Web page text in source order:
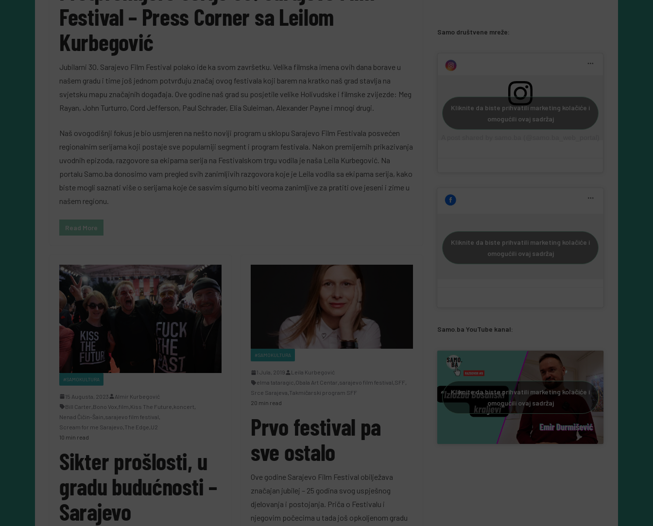
Festival – Press Corner sa Leilom
Kurbegović
Jubilarni 30. Sarajevo Film Festival polako ide ka svom završetku. Velika filmska imena ovih dana borave u
našem gradu i time još jednom potvrđuju značaj ovog festivala koji barem na kratko naš grad stavlja na
svjetsku mapu značajnih događaja. Ove godine naš grad su posjetile velike Holivudske i filmske zvijezde: Meg
Rayan, John Turturro, Cord Jefferson, Paul Schrader, Elia Suleiman, Alexander Payne i mnogi drugi.
Naš ovogodišnji fokus je bio usmjeren na nešto noviji program u sklopu Sarajevo Film Festivala posvećen
regionalnim serijama koji postaje sve popularniji segment i program festivala. Nakon premijernih prikazivanja
uvodnih epizoda, razgovore sa ekipama serija na Festivalskom trgu vodila je naša Leila Kurbegović. Na
portalu Samo.ba donosimo vam pregled svih zanimljivih razgovora koje je Leila vodila sa ekipama serija, kako
biste mogli saznati više o serijama koje će sasvim sigurno biti veoma zanimljive za pratiti ove jeseni i zime u
našem regionu.
Read More
#SAMOKULTURA
15 Augusta, 2023
Almir Kurbegović
Bill Carter Bono Vox film Kiss The Future koncert
Nenad Čičin-Šain sarajevo film festival
Scream for me Sarajevo The Edge U2
10 min read
Sikter prošlosti, u
gradu budućnosti –
Sarajevo
#SAMOKULTURA
1 Jula, 2019
Leila Kurbegović
elma tataragic,Obala Art Centar,sarajevo film festival,SFF,
Srce Sarajeva,Takmičarski program SFF
20 min read
Prvo festival pa
sve ostalo
Ove godine Sarajevo Film Festival obilježava
značajan jubilej – 25 godina svog uspješnog
djelovanja i postojanja. Priča o Festivalu i
njegovim počecima u tada još opkoljenom gradu
Samo društvene mreže:
Kliknite da biste prihvatili marketing kolačiće i
omogućili ovaj sadržaj
Kliknite da biste prihvatili marketing kolačiće i
omogućili ovaj sadržaj
Samo.ba YouTube kanal:
Kliknite da biste prihvatili marketing kolačiće i
omogućili ovaj sadržaj